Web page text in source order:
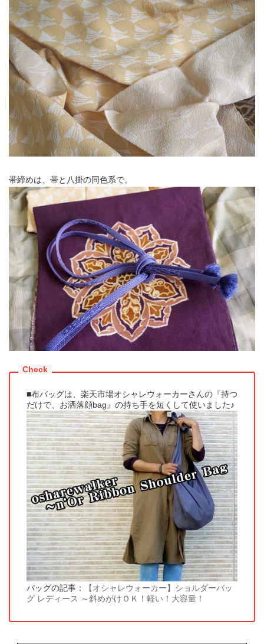
帯締めは、帯と八掛の同色系で。
■布バッグは、楽天市場オシャレウォーカーさんの『持つ
だけで、お洒落顔bag』の持ち手を短くして使いました♪
バッグの記事：
【オシャレウォーカー】ショルダーバッ
グ レディース ～斜めがけＯＫ！軽い！大容量！